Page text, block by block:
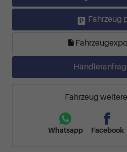
Fahrzeug
Fahrzeug
Whatsapp Facebook